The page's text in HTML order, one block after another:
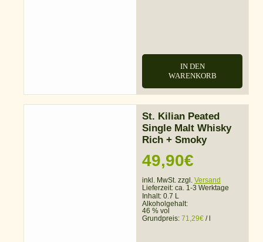
IN DEN
WARENKORB
St. Kilian Peated
Single Malt Whisky
Rich + Smoky
49,90€
inkl. MwSt. zzgl. Versand
Lieferzeit: ca. 1-3 Werktage
Inhalt: 0.7 L
Alkoholgehalt:
46 % vol
Grundpreis: 71,29€ /